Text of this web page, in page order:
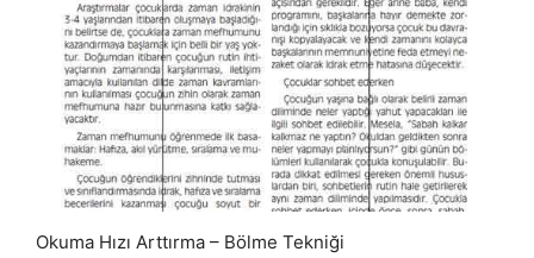
Okuma Hızı Arttırma – Bölme Tekniği